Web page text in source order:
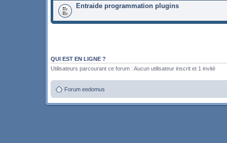
Entraide programmation plugins
QUI EST EN LIGNE ?
Utilisateurs parcourant ce forum : Aucun utilisateur inscrit et 1 invité
Forum eedomus